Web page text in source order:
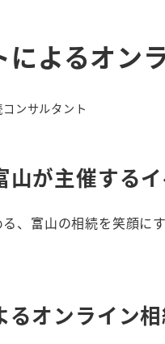
よるオン
ーンサルタント
が主催する
、富山の相続を笑顔に
オンライン相